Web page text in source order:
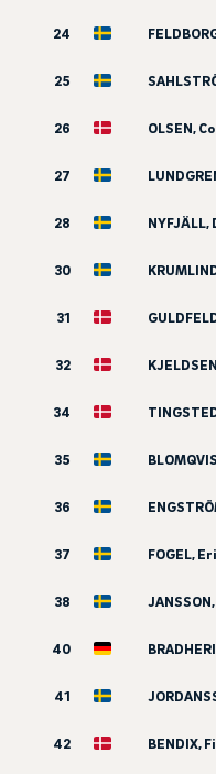
24
25
26 OLSEN,
27
28 NYFJÄLL,
30
31
32
34
35
36
37 FOGEL,
38
40
41
42 BENDIX,